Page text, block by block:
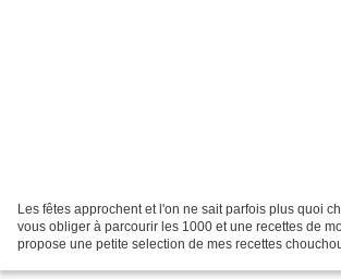
Les fêtes approchent et l'on ne sait parfois plus quoi
vous obliger à parcourir les 1000 et une recettes de
propose une petite selection de mes recettes